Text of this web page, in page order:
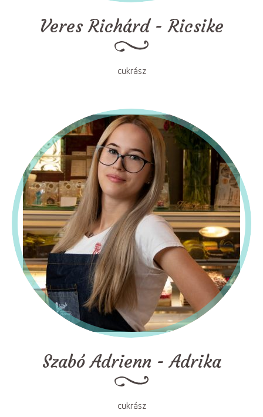
Veres Richárd - Ricsike
cukrász
Szabó Adrienn - Adrika
cukrász